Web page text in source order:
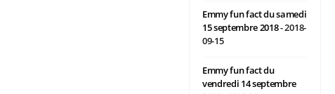
Emmy fun fact du samedi
15 septembre 2018- 2018-
09-15
Emmy fun fact du
vendredi 14 septembre